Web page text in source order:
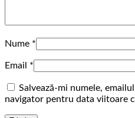
Nume *
Email *
Salvează-mi numele,
navigator pentru data viitoare